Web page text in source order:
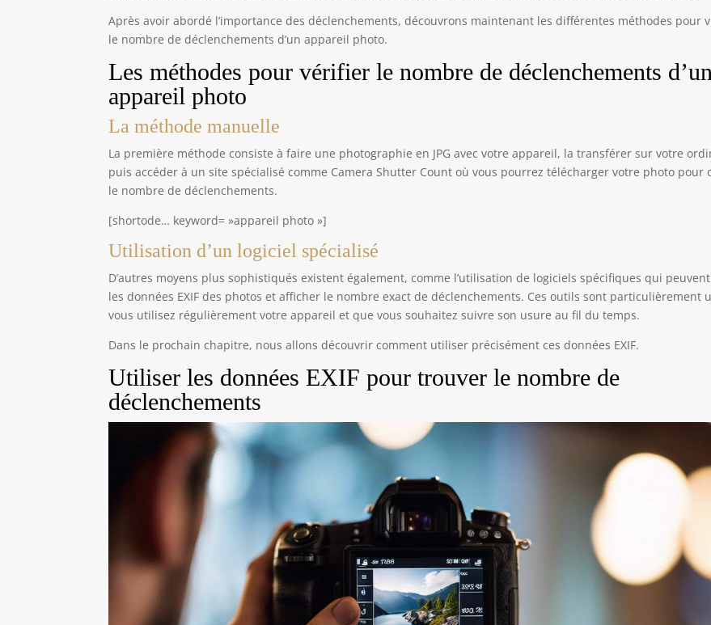
Après avoir abordé l’importance des déclenchements, découvrons maintenant les différentes méthodes pour
le nombre de déclenchements d’un appareil photo.
Les méthodes pour vérifier le nombre de déclenchements d’un
appareil photo
La méthode manuelle
La première méthode consiste à faire une photographie en JPG avec votre appareil, la transférer sur votre
puis accéder à un site spécialisé comme Camera Shutter Count où vous pourrez télécharger votre photo pour
le nombre de déclenchements.
[shortode… keyword= »appareil photo »]
Utilisation d’un logiciel spécialisé
D’autres moyens plus sophistiqués existent également, comme l’utilisation de logiciels spécifiques qui
les données EXIF des photos et afficher le nombre exact de déclenchements. Ces outils sont particulièrement
vous utilisez régulièrement votre appareil et que vous souhaitez suivre son usure au fil du temps.
Dans le prochain chapitre, nous allons découvrir comment utiliser précisément ces données EXIF.
Utiliser les données EXIF pour trouver le nombre de
déclenchements